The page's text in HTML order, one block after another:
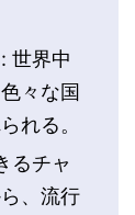
: 世界中
々な国
れる。
るチャ
、流行